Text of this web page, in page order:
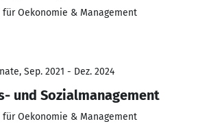
für Oekonomie & Management
Sep. 2021 - Dez. 2024
und Sozialmanagement
für Oekonomie & Management